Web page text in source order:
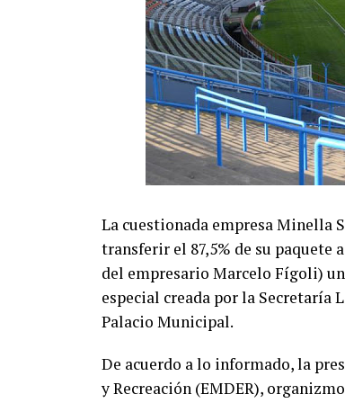
La cuestionada empresa Minella
transferir el 87,5% de su paquete
del empresario Marcelo Fígoli)
especial creada por la Secretaría
Palacio Municipal.
De acuerdo a lo informado, la
y Recreación (EMDER),